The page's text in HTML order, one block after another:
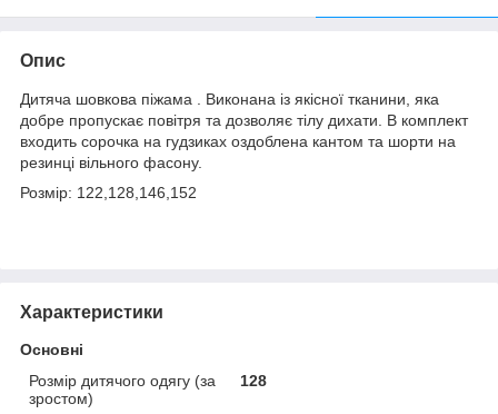
Опис
Дитяча шовкова піжама . Виконана із якісної тканини, яка
добре пропускає повітря та дозволяє тілу дихати. В комплект
входить сорочка на гудзиках оздоблена кантом та шорти на
резинці вільного фасону.
Розмір: 122,128,146,152
Характеристики
Основні
Розмір дитячого одягу (за
зростом)
128